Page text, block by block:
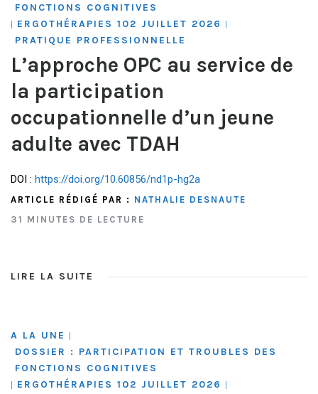
FONCTIONS COGNITIVES
| ERGOTHÉRAPIES 102 JUILLET 2026 |
PRATIQUE PROFESSIONNELLE
L’approche OPC au service de
la participation
occupationnelle d’un jeune
adulte avec TDAH
DOI : https://doi.org/10.60856/nd1p-hg2a
ARTICLE RÉDIGÉ PAR : NATHALIE DESNAUTE
31 MINUTES DE LECTURE
LIRE LA SUITE
A LA UNE
DOSSIER : PARTICIPATION ET TROUBLES DES
FONCTIONS COGNITIVES
ERGOTHÉRAPIES 102 JUILLET 2026